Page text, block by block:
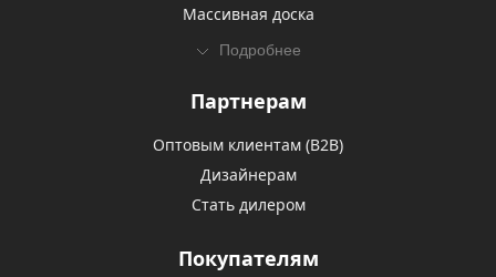
Массивная доска
Подробнее
Партнерам
Оптовым клиентам (В2В)
Дизайнерам
Стать дилером
Покупателям